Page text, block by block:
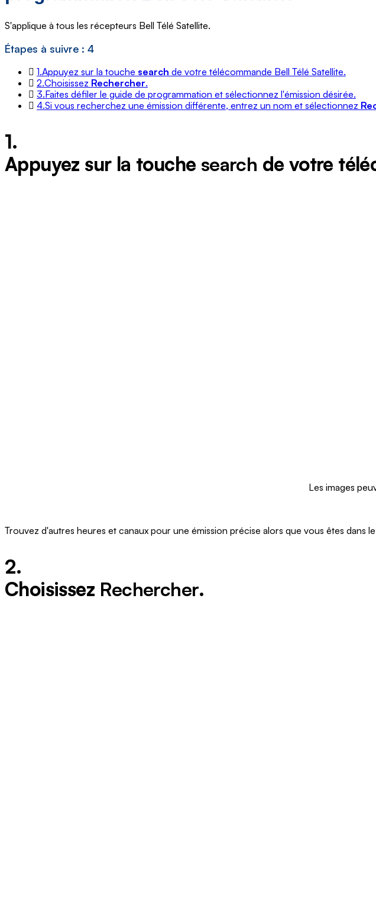
S'applique à tous les récepteurs Bell Télé Satellite.
Étapes à suivre : 4
1.Appuyez sur la touche search de votre télécommande Bell Télé Satellite.
2.Choisissez Rechercher.
3.Faites défiler le guide de programmation et sélectionnez l'émission désirée.
4.Si vous recherchez une émission différente, entrez un nom et sélectionnez
1.
Appuyez sur la touche search de votre
Les images
Trouvez d'autres heures et canaux pour une émission précise alors que vous êtes dans
2.
Choisissez Rechercher.